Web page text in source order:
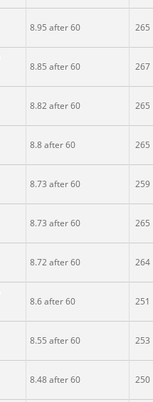
8.95 after 60 265
8.85 after 60 267
8.82 after 60 265
8.8 after 60 265
8.73 after 60 259
8.73 after 60 265
8.72 after 60 264
8.6 after 60 251
8.55 after 60 253
8.48 after 60 250